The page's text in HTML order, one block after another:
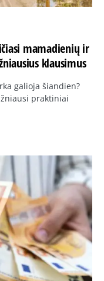
mamadienių ir
klausimus
galioja šiandien?
praktiniai